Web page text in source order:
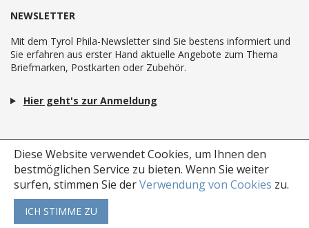
Diese Website verwendet Cookies, um Ihnen den
bestmöglichen Service zu bieten. Wenn Sie weiter
surfen, stimmen Sie derVerwendung von Cookies zu.
ICH STIMME ZU
NEWSLETTER
Mit dem Tyrol Phila-Newsletter sind Sie bestens informiert und
Sie erfahren aus erster Hand aktuelle Angebote zum Thema
Briefmarken, Postkarten oder Zubehör.
Hier geht's zur Anmeldung
Copyright